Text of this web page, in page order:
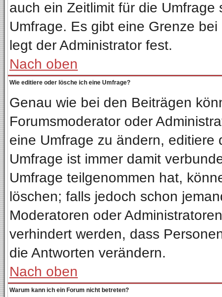
auch ein Zeitlimit für die
Umfrage. Es gibt eine Grenze
legt der Administrator fest.
Nach oben
Wie editiere oder lösche ich eine Umfrage?
Genau wie bei den Beiträgen
Forumsmoderator oder
eine Umfrage zu ändern,
Umfrage ist immer damit
Umfrage teilgenommen hat,
löschen; falls jedoch schon
Moderatoren oder
verhindert werden, dass
die Antworten verändern.
Nach oben
Warum kann ich ein Forum nicht betreten?